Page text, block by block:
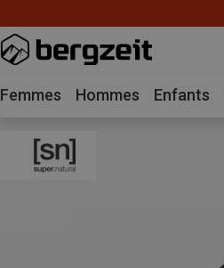
Femmes Hommes Enfants